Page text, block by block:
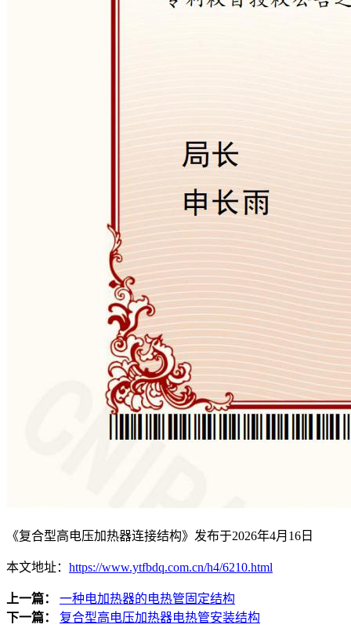
《复合型高电压加热器连接结构》发布于2026年4月16日
本文地址： https://www.ytfbdq.com.cn/h4/6210.html
上一篇：
一种电加热器的电热管固定结构
下一篇：
复合型高电压加热器电热管安装结构